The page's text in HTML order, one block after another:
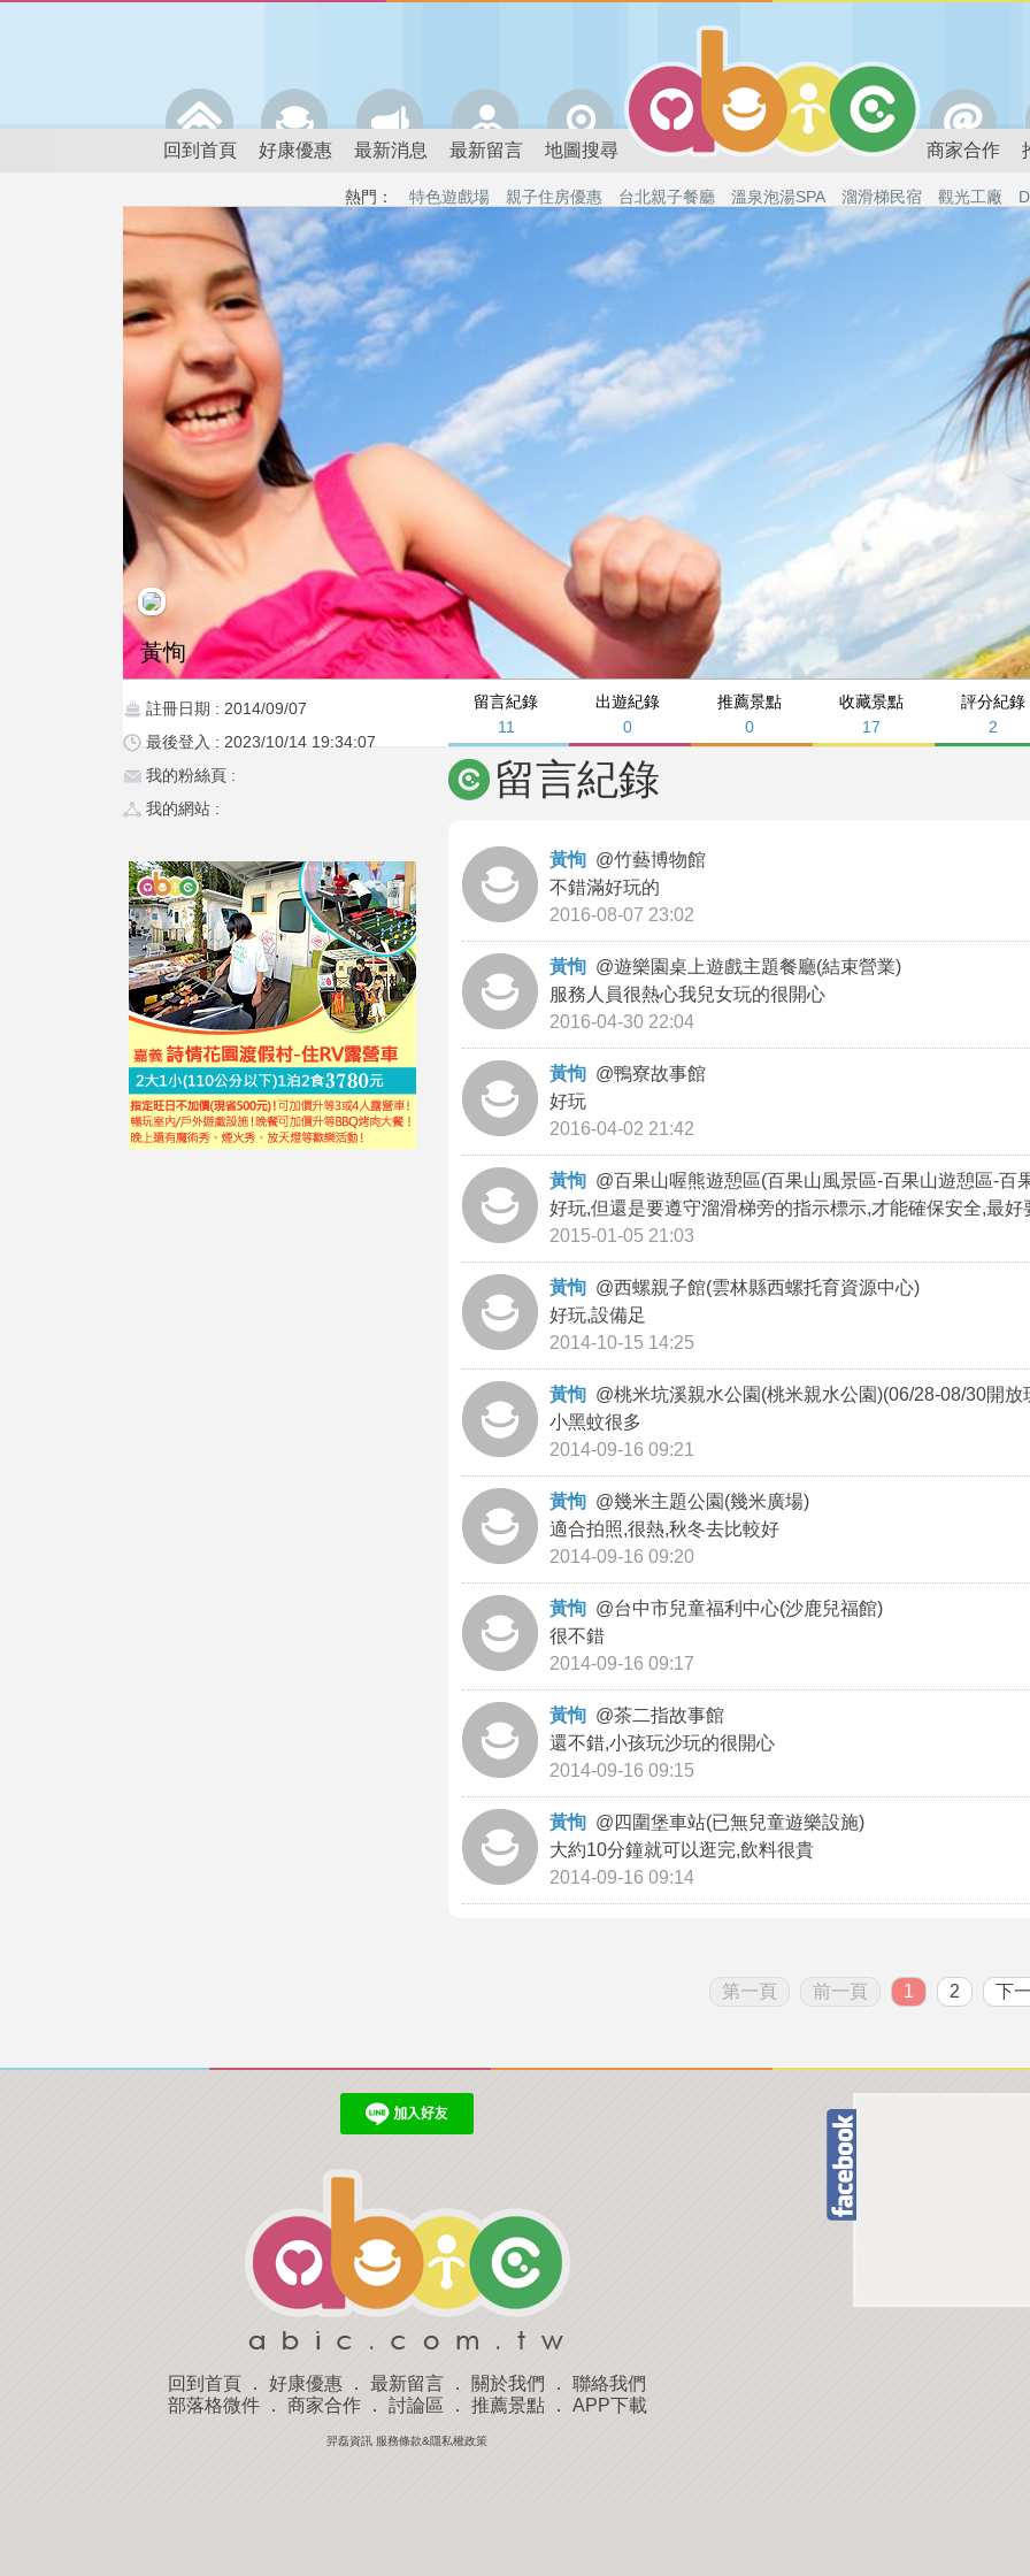
回到首頁 好康優惠 最新消息 最新留言 地圖搜尋 商家合作
熱門： 特色遊戲場 親子住房優惠 台北親子餐廳 溫泉泡湯SPA 溜滑梯民宿 觀光工廠
留言紀錄
11
出遊紀錄
0
推薦景點
0
收藏景點
17
評分紀錄
2
黃恂
註冊日期 : 2014/09/07
最後登入 : 2023/10/14 19:34:07
我的粉絲頁 :
我的網站 :
留言紀錄
黃恂 @竹藝博物館
不錯滿好玩的
2016-08-07 23:02
黃恂 @遊樂園桌上遊戲主題餐廳(結束營業)
服務人員很熱心我兒女玩的很開心
2016-04-30 22:04
黃恂 @鴨寮故事館
好玩
2016-04-02 21:42
黃恂 @百果山喔熊遊憩區(百果山風景區-百果山遊憩區-百
好玩,但還是要遵守溜滑梯旁的指示標示,才能確保安全,最
2015-01-05 21:03
黃恂 @西螺親子館(雲林縣西螺托育資源中心)
好玩,設備足
2014-10-15 14:25
黃恂 @桃米坑溪親水公園(桃米親水公園)(06/28-08/30開放
小黑蚊很多
2014-09-16 09:21
黃恂 @幾米主題公園(幾米廣場)
適合拍照,很熱,秋冬去比較好
2014-09-16 09:20
黃恂 @台中市兒童福利中心(沙鹿兒福館)
很不錯
2014-09-16 09:17
黃恂 @茶二指故事館
還不錯,小孩玩沙玩的很開心
2014-09-16 09:15
黃恂 @ 四圍堡車站(已無兒童遊樂設施)
大約10分鐘就可以逛完,飲料很貴
2014-09-16 09:14
第一頁 前一頁 1 2 下
回到首頁 ． 好康優惠 ． 最新留言 ． 關於我們 ． 聯絡我們
部落格微件． 商家合作． 討論區 ． 推薦景點． APP下載
羿磊資訊 服務條款&隱私權政策